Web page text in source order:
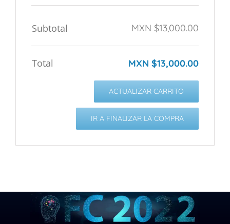
Subtotal MXN $13,000.00
Total MXN $13,000.00
ACTUALIZAR CARRITO
IR A FINALIZAR LA COMPRA